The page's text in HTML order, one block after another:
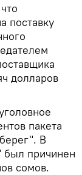
поставку
долларов
пакета
В
был причинен
сомов.